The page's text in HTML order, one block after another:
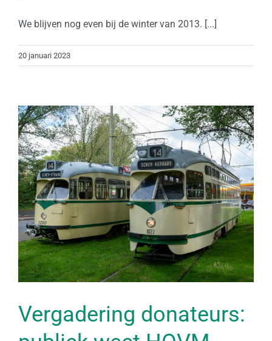
We blijven nog even bij de winter van 2013. [...]
20 januari 2023
Vergadering donateurs: